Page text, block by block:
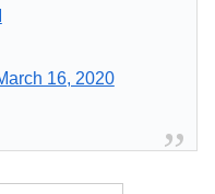
16, 2020